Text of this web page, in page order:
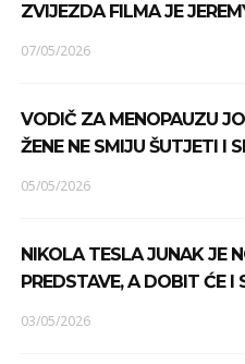
ZVIJEZDA FILMA JE
07/05/2026
VODIČ ZA MENOPAUZU
ŽENE NE SMIJU ŠUTJETI I
05/05/2026
NIKOLA TESLA JUNAK JE
PREDSTAVE, A DOBIT ĆE I
03/05/2026